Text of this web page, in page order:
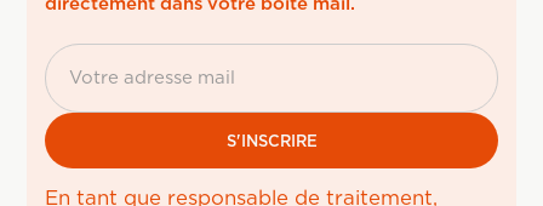
En tant que responsable de traitement,